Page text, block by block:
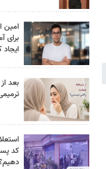
امین
ایجاد
بعد
کد